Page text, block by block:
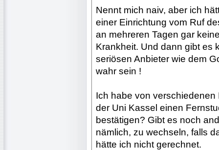
Nennt mich naiv, aber ich
einer Einrichtung vom Ruf
an mehreren Tagen gar
Krankheit. Und dann gibt es
seriösen Anbieter wie dem
wahr sein !
Ich habe von
der Uni Kassel einen
bestätigen? Gibt es noch
nämlich, zu wechseln, falls
hätte ich nicht gerechnet.